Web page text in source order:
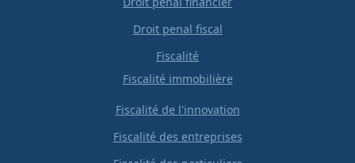
Droit penal fiscal
Fiscalité
Fiscalité immobilière
Fiscalité de l'innovation
Fiscalité des entreprises